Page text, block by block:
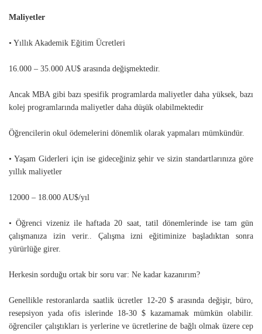
Maliyetler
• Yıllık Akademik Eğitim Ücretleri
16.000 – 35.000 AU$ arasında değişmektedir.
Ancak MBA gibi bazı spesifik programlarda maliyetler daha yüksek, bazı
kolej programlarında maliyetler daha düşük olabilmektedir
Öğrencilerin okul ödemelerini dönemlik olarak yapmaları mümkündür.
• Yaşam Giderleri için ise gideceğiniz şehir ve sizin standartlarınıza göre
yıllık maliyetler
12000 – 18.000 AU$/yıl
• Öğrenci vizeniz ile haftada 20 saat, tatil dönemlerinde ise tam gün
çalışmanıza izin verir.. Çalışma izni eğitiminize başladıktan sonra
yürürlüğe girer.
Herkesin sorduğu ortak bir soru var: Ne kadar kazanırım?
Genellikle restoranlarda saatlik ücretler 12-20 $ arasında değişir, büro,
resepsiyon yada ofis islerinde 18-30 $ kazamamak mümkün olabilir.
öğrenciler çalıştıkları is yerlerine ve ücretlerine de bağlı olmak üzere cep